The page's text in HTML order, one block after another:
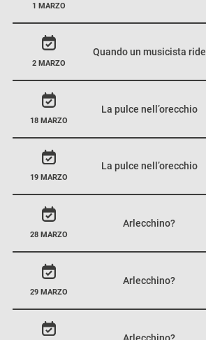
1 MARZO
2 MARZO
Quando un musicista ride
18 MARZO
La pulce nell’orecchio
19 MARZO
La pulce nell’orecchio
28 MARZO
Arlecchino?
29 MARZO
Arlecchino?
Arlecchino?